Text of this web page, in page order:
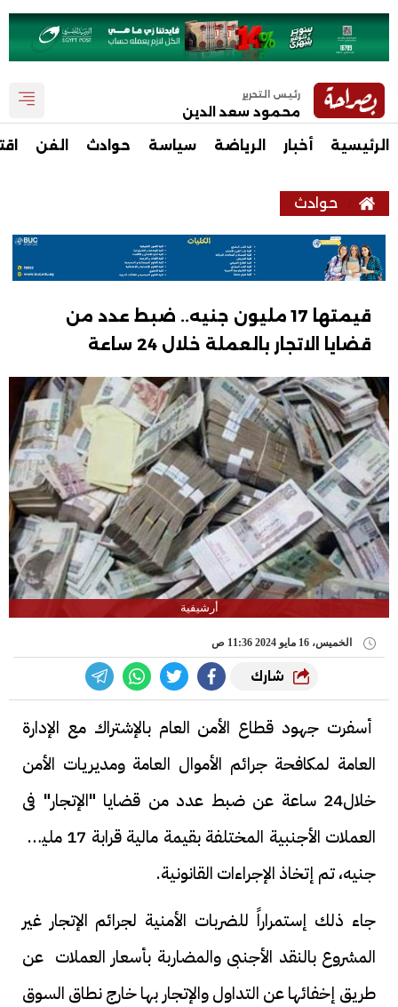
رئيس التحرير
محمود سعد الدين
الرئيسية أخبار الرياضة سياسة حوادث الفن
حوادث
قيمتها 17 مليون جنيه.. ضبط عدد من
قضايا الاتجار بالعملة خلال 24 ساعة
أرشيفية
الخميس، 16 مايو 2024 11:36 ص
شارك
أسفرت جهود قطاع الأمن العام بالإشتراك مع الإدارة
العامة لمكافحة جرائم الأموال العامة ومديريات الأمن
خلال24 ساعة عن ضبط عدد من قضايا "الإتجار" فى
العملات الأجنبية المختلفة بقيمة مالية قرابة 17 مليون
جنيه، تم إتخاذ الإجراءات القانونية.
جاء ذلك إستمراراً للضربات الأمنية لجرائم الإتجار غير
المشروع بالنقد الأجنبى والمضاربة بأسعار العملات عن
طريق إخفائها عن التداول والإتجار بها خارج نطاق السوق